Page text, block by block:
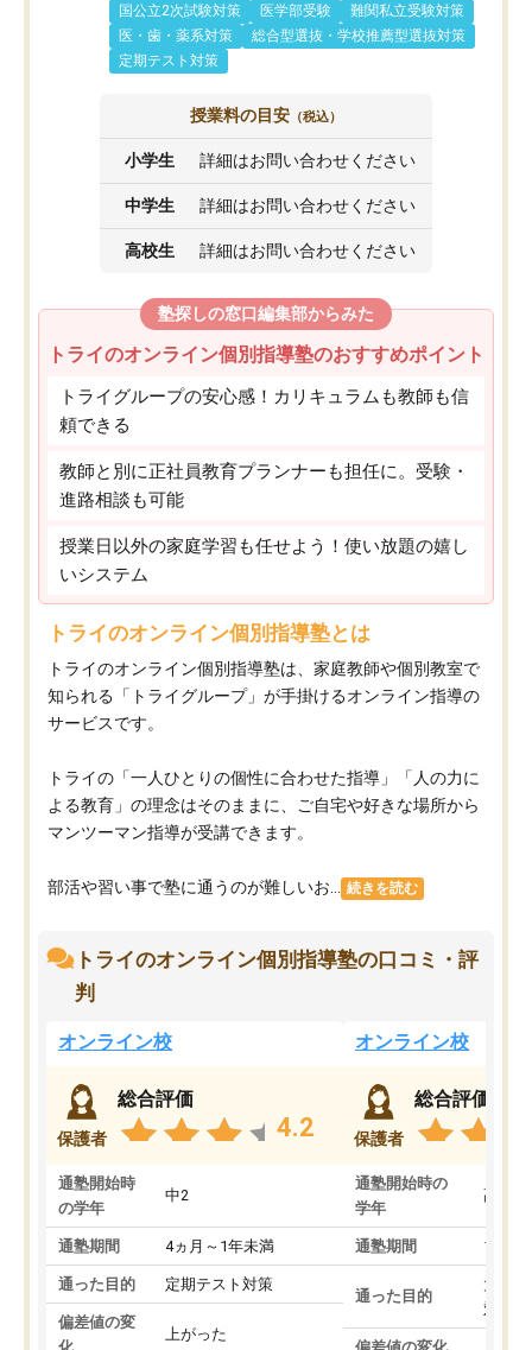
国公立2次試験対策
医学部受験
難関私立受験対策
医・歯・薬系対策
総合型選抜・学校推薦型選抜対策
定期テスト対策
授業料の目安 （税込）
小学生 詳細はお問い合わせください
中学生 詳細はお問い合わせください
高校生 詳細はお問い合わせください
塾探しの窓口編集部からみた
トライのオンライン個別指導塾のおすすめポイント
トライグループの安心感！カリキュラムも教師も信
頼できる
教師と別に正社員教育プランナーも担任に。受験・
進路相談も可能
授業日以外の家庭学習も任せよう！使い放題の嬉し
いシステム
トライのオンライン個別指導塾とは
トライのオンライン個別指導塾は、家庭教師や個別教室で
知られる「トライグループ」が手掛けるオンライン指導の
サービスです。
トライの「一人ひとりの個性に合わせた指導」「人の力に
よる教育」の理念はそのままに、ご自宅や好きな場所から
マンツーマン指導が受講できます。
部活や習い事で塾に通うのが難しいお... 続きを読む
トライのオンライン個別指導塾の口コミ・評
判
オンライン校
保護者
総合評価
4.2
通塾開始時
の学年
中2
通塾期間 4ヵ月～1年未満
通った目的 定期テスト対策
偏差値の変
上がった
オンライン校
保護者
総合評価
通塾開始時の
学年
高3
通塾期間 1～3
通った目的
大学
対策